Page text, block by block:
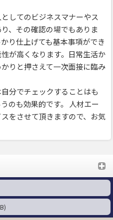
してのビジネスマナーやス
、その確認の場でもありま
り仕上げても基本事項ができ
が高くなります。日常生活か
りと押さえて一次面接に臨み
分でチェックすることはも
のも効果的です。 人材エー
をさせて頂きますので、お気